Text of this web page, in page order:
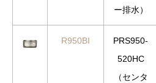
ー排水）
R950BI
PRS950-
520HC
（センタ